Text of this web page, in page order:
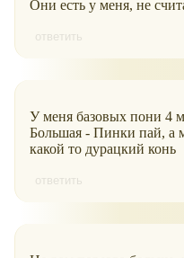
Они есть у меня, не
ответить
У меня базовых пони 4
Большая - Пинки пай, а
какой то дурацкий конь
ответить